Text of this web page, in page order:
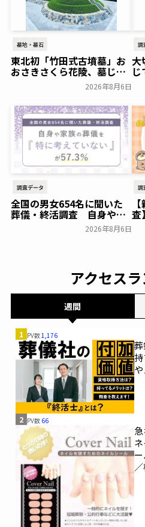
墓地・墓石
東北初「竹田式古墳墓」お
おさきさくら花陵、墓じま
いのご負担を軽減する「墓
じまいアシストプラン」を
開始 ─ 合同永久埋葬（合祀
墓）への改葬がお二人目以
降100,000円（税込）に
【株式会社前方後円墳】～
前方後円墳～ 一般公開
2026年8月6日
調
大
一
調査データ
全国の男女654名に聞いた
葬儀・終活調査 自身や家
族の葬儀について「特に考
えていない」が57.3％～
2026年8月6日
調
査
て
アクセス
週間
1 PV数1,176
2 PV数 66